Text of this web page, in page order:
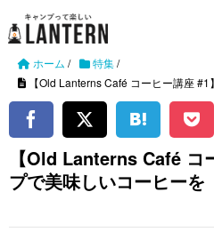
ホーム / 特集/
【Old Lanterns Café コーヒー講座
【Old Lanterns Café コ
プで美味しいコーヒーを